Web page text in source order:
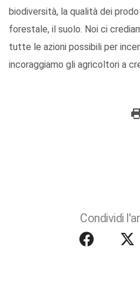
biodiversità, la qualità dei
forestale, il suolo. Noi ci
tutte le azioni possibili per
incoraggiamo gli agricoltori a
Condividi